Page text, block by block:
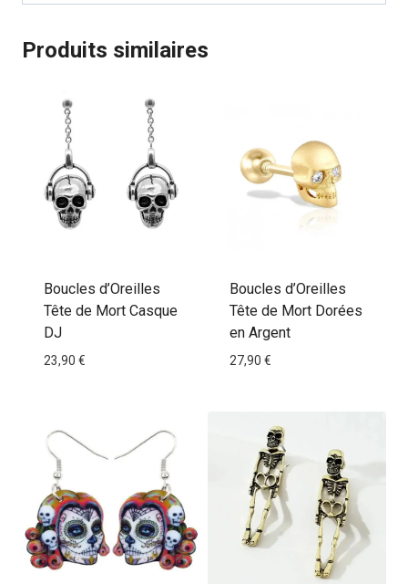
Produits similaires
Boucles d’Oreilles
Tête de Mort Casque
DJ
23,90 €
Boucles d’Oreilles
Tête de Mort Dorées
en Argent
27,90 €